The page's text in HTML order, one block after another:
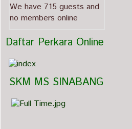
We have 715 guests and
no members online
  Daftar Perkara Online
   SKM MS SINABANG